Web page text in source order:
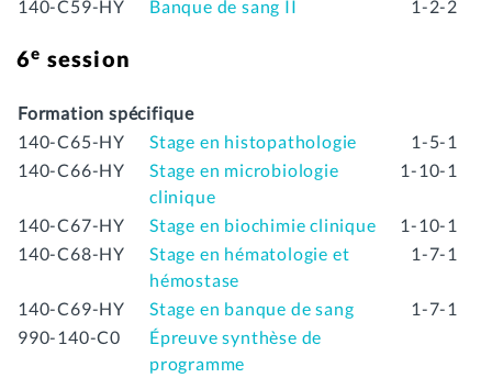
140-C59-HY
Banque de sang II 1-2-2
6e session
Formation spécifique
140-C65-HY
Stage en histopathologie
1-5-1
140-C66-HY
Stage en microbiologie
clinique
1-10-1
140-C67-HY Stage en biochimie clinique
1-10-1
140-C68-HY
Stage en hématologie et
hémostase
1-7-1
140-C69-HY Stage en banque de sang
1-7-1
990-140-C0
Épreuve synthèse de
programme